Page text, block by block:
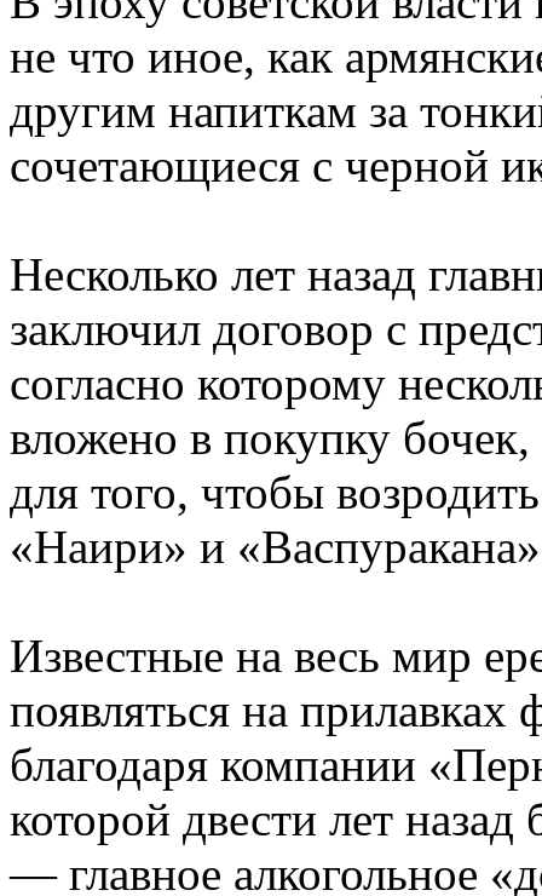
не что иное, как
другим напиткам за
сочетающиеся с черной
Несколько лет назад
заключил договор с
согласно которому
вложено в покупку
для того, чтобы
«Наири» и
Известные на весь мир
появляться на
благодаря компании
которой двести лет
— главное алкогольное